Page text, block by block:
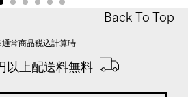
Back To Top
常商品税込計算時
上配送料無料